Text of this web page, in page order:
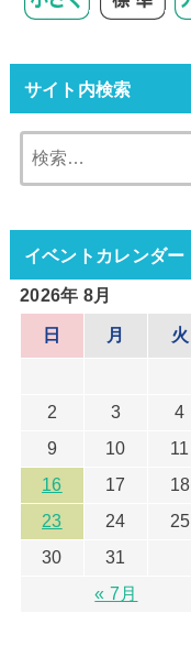
サイト内検索
イベントカレンダー
2026年 8月
日 月 火
2
3 4
9
10 11
16
17 18
23
24 25
30
31
« 7月